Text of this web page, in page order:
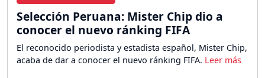
Selección Peruana: Mister Chip dio a
conocer el nuevo ránking FIFA
El reconocido periodista y estadista español, Mister Chip,
acaba de dar a conocer el nuevo ránking FIFA.